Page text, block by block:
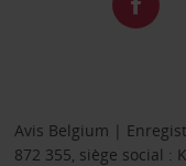
Avis Belgium |
872 355, siège social :